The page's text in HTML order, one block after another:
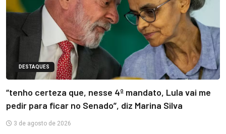
DESTAQUES
“tenho certeza que, nesse 4º mandato, Lula vai me
pedir para ficar no Senado”, diz Marina Silva
3 de agosto de 2026